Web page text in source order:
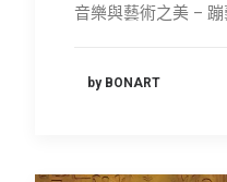
音樂與藝術之美 –
by BONART